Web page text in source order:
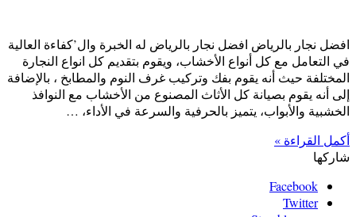
افضل نجار بالرياض افضل نجار بالرياض له الخبرة وال’كفاءة العالية
في التعامل مع كل أنواع الأخشاب، ويقوم بتقديم كل انواع النجارة
المختلفة حيث أنه يقوم بفك وتركيب غرف النوم والمطابخ ، بالإضافة
إلى أنه يقوم بصيانة كل الأثاث المصنوع من الأخشاب مع النوافذ
الخشبية والأبواب، يتميز بالحرفية والسرعة في الأداء، …
أكمل القراءة »
شاركها
Facebook
Twitter